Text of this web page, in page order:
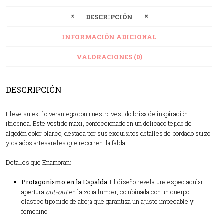
DESCRIPCIÓN
INFORMACIÓN ADICIONAL
VALORACIONES (0)
DESCRIPCIÓN
Eleve su estilo veraniego con nuestro vestido brisa de inspiración
ibicenca. Este vestido maxi, confeccionado en un delicado tejido de
algodón color blanco, destaca por sus exquisitos detalles de bordado suizo
y calados artesanales que recorren la falda.
Detalles que Enamoran:
Protagonismo en la Espalda: El diseño revela una espectacular
apertura cut-outen la zona lumbar, combinada con un cuerpo
elástico tipo nido de abeja que garantiza un ajuste impecable y
femenino.